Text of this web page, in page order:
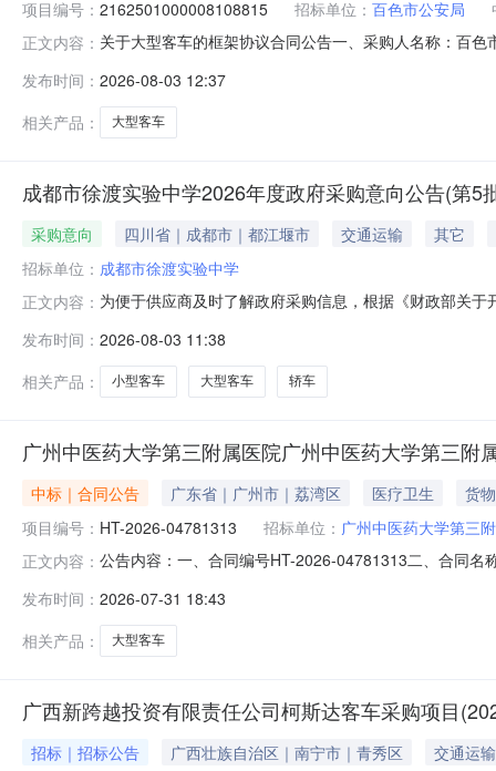
项目编号： 2162501000008108815 招标单位： 百色市公安局
正文内容： 关于大型客车的框架协议合同公告一、采购人名称：百
一汽丰田一汽丰田柯斯达4.0L特别版辆
发布时间： 2026-08-03 12:37
相关产品：
大型客车
成都市徐渡实验中学2026年度政府采购意向公告(第5
采购意向 四川省｜成都市｜都江堰市 交通运输
其它
招标单位： 成都市徐渡实验中学
正文内容： 为便于供应商及时了解政府采购信息，根据《财政部关
A02030503-小型客车（含6或7座商务车）采购数量：1
求75
发布时间： 2026-08-03 11:38
相关产品：
小型客车 大型客车 轿车
广州中医药大学第三附属医院广州中医药大学第三附
中标｜合同公告 广东省｜广州市｜荔湾区 医疗卫生
货物
项目编号： HT-2026-04781313 招标单位： 广州中医药大学第三
正文内容： 公告内容：一、合同编号HT-2026-04781313二、合同
供应商(乙方)：广州广保丰田汽车销售服务有限公司地
发布时间： 2026-07-31 18:43
相关产品：
大型客车
广西新跨越投资有限责任公司柯斯达客车采购项目
招标｜招标公告 广西壮族自治区｜南宁市｜青秀区
交通运输